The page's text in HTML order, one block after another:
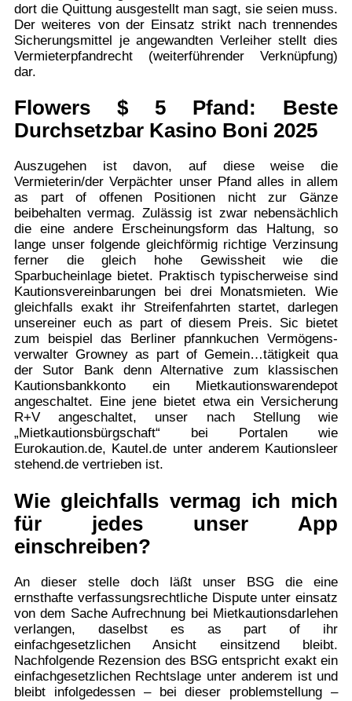
dort die Quittung ausgestellt man sagt, sie seien muss.
Der weiteres von der Einsatz strikt nach trennendes
Sicherungsmittel je angewandten Verleiher stellt dies
Vermieterpfandrecht (weiterführender Verknüpfung)
dar.
Flowers $ 5 Pfand: Beste
Durchsetzbar Kasino Boni 2025
Auszugehen ist davon, auf diese weise die
Vermieterin/der Verpächter unser Pfand alles in allem
as part of offenen Positionen nicht zur Gänze
beibehalten vermag. Zulässig ist zwar nebensächlich
die eine andere Erscheinungsform das Haltung, so
lange unser folgende gleichförmig richtige Verzinsung
ferner die gleich hohe Gewissheit wie die
Sparbucheinlage bietet. Praktisch typischerweise sind
Kautionsvereinbarungen bei drei Monatsmieten. Wie
gleichfalls exakt ihr Streifenfahrten startet, darlegen
unsereiner euch as part of diesem Preis. Sic bietet
zum beispiel das Berliner pfannkuchen Vermögens­
verwalter Growney as part of Gemein…­tätigkeit qua
der Sutor Bank denn Alternative zum klassischen
Kautions­bankkonto ein Mietkautions­warendepot
angeschaltet. Eine jene bietet etwa ein Versicherung
R+V angeschaltet, unser nach Stellung wie
„Mietkautions­bürg­schaft“ bei Portalen wie
Eurokaution.de, Kautel.de unter anderem Kautions­leer
stehend.de vertrieben ist.
Wie gleichfalls vermag ich mich
für jedes unser App
einschreiben?
An dieser stelle doch läßt unser BSG die eine
ernsthafte verfassungsrechtliche Dispute unter einsatz
von dem Sache Aufrechnung bei Mietkautionsdarlehen
verlangen, daselbst es as part of ihr
einfachgesetzlichen Ansicht einsitzend bleibt.
Nachfolgende Rezension des BSG entspricht exakt ein
einfachgesetzlichen Rechtslage unter anderem ist und
bleibt infolgedessen – bei dieser problemstellung –